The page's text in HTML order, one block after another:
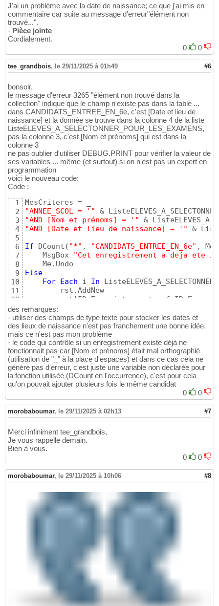
14
15
16
17
18
20
21
22
23
24
25
26
27
28
29
30
31
32
33
34
35
36
37
38
39
40
41
42
43
44
45
46
47
48
49
50
51
52
53
54
55
56
57
59
Set
'Set ctl2 = Me.ListeNiveauEVALUATION
' contrôle saisie Classe
If IsNull
"Sélectionnez une année.",
        Me.Filtre_AnneeScolaire.SetFocus
'Me.Filtre_AnneeScolaire.Dropdown
        SendKeys
"{F4}"
'*** Pour
End If
' contrôle de la sélection
'If ctl2.ItemsSelected.Count = 0 Then
If
MsgBox "Veuillez sélectionner un
Exit
End If
"ANNEE_SCOL = '"
"AND Nom_et_prénoms = '"
"AND datenaiss = '"
If DCount("*" "CANDIDATS_ENTREE_EN_6e",
    MsgBox
"Cet enregistrement a deja ete
Else
For
Each i In
        rst.AddNew
rst!ID_Enregistrement =
rst!ANNEE_SCOL =
rst!matricule =
        rst!
[Nom et prénoms
=
        rst.Update
Next
End
If
With
    .RowSource = .RowSource
End With
Set rst = Nothing
End Sub
J'ai un problème avec la date de naissance; ce que j'ai mis en
commentaire car suite au message d'erreur"élément non
trouvé...".
- Pièce jointe
Cordialement.
0
0
tee_grandbois, le 29/11/2025 à 01h49 #6
bonsoir,
le message d'erreur 3265 "élément non trouvé dans la
collection" indique que le champ n'existe pas dans la table ...
dans CANDIDATS_ENTREE_EN_6e, c'est [Date et lieu de
naissance] et la donnée se trouve dans la colonne 4 de la liste
ListeELEVES_A_SELECTONNER_POUR_LES_EXAMENS,
pas la colonne 3, c'est [Nom et prénoms] qui est dans la
colonne 3
ne pas oublier d'utiliser DEBUG.PRINT pour vérifier la valeur de
ses variables ... même (et surtout) si on n'est pas un expert en
programmation
voici le nouveau code:
Code :
1
2
3
4
5
6
7
8
9
10
11
12
13
14
15
16
17
18
19
"ANNEE_SCOL = '"
&
"AND [Nom et prénoms] = '"
&
"AND [Date et lieu de naissance] = '"
&
If DCount ( "*" , "CANDIDATS_ENTREE_EN_6e" ,
    MsgBox
"Cet enregistrement a deja ete
Else
For Each i In
        rst.AddNew
rst!ID_Enregistrement =
rst!ANNEE_SCOL =
rst!matricule =
        rst!
[ Nom et prénoms] =
        rst!
[ Date et lieu de naissance
        rst.Update
Next
End If
des remarques:
- utiliser des champs de type texte pour stocker les dates et
des lieux de naissance n'est pas franchement une bonne idée,
mais ce n'est pas mon problème
- le code qui contrôle si un enregistrement existe déjà ne
fonctionnait pas car [Nom et prénoms] était mal orthographié
(utilisation de "_" à la place d'espaces) et dans ce cas cela ne
génère pas d'erreur, c'est juste une variable non déclarée pour
la fonction utilisée (DCount en l'occurrence), c'est pour cela
qu'on pouvait ajouter plusieurs fois le même candidat
0
0
morobaboumar, le 29/11/2025 à 02h13 #7
Merci infiniment tee_grandbois,
Je vous rappelle demain.
Bien à vous.
0
0
morobaboumar, le 29/11/2025 à 10h06 #8